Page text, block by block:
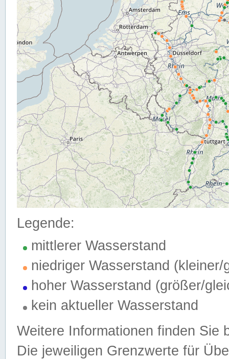
Legende:
mittlerer Wasserstand
niedriger Wasserstand (kleiner/
hoher Wasserstand (größer/
kein aktueller Wasserstand
Weitere Informationen finden Sie
Die jeweiligen Grenzwerte für